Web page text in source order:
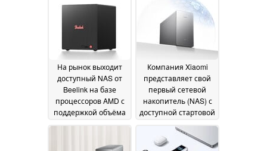
На рынок выходит
доступный NAS от
Beelink на базе
процессоров AMD с
поддержкой объёма
хранения до 136 ТБ
Компания Xiaomi
представляет свой
первый сетевой
накопитель (NAS) с
доступной стартовой
ценой и компактным
дизайном01 July 2026